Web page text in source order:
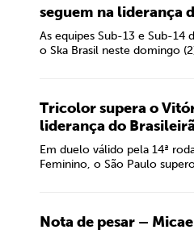
seguem na liderança
As equipes Sub-13 e Sub-14
o Ska Brasil neste domingo
Tricolor supera o
liderança do
Em duelo válido pela 14ª
Feminino, o São Paulo
Nota de pesar –